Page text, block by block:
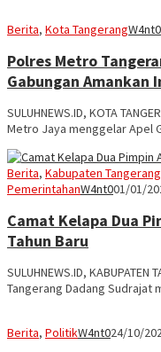
Berita, Kota TangerangW4nt0
Polres Metro
Gabungan Amankan
SULUHNEWS.ID, KOTA
Metro Jaya menggelar Apel
Berita, Kabupaten Tangerang
PemerintahanW4nt001/01/
Camat Kelapa Dua
Tahun Baru
SULUHNEWS.ID,
Tangerang Dadang
Berita, PolitikW4nt024/10/